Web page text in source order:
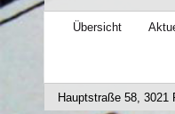
Übersicht
Hauptstraße 58, 3021